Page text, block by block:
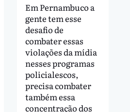
Em Pernambuco a
gente tem esse
desafio de
combater essas
violações da mídia
nesses programas
policialescos,
precisa combater
também essa
concentração dos